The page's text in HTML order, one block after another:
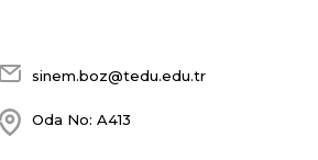
sinem.boz@tedu.edu.tr
Oda No: A413